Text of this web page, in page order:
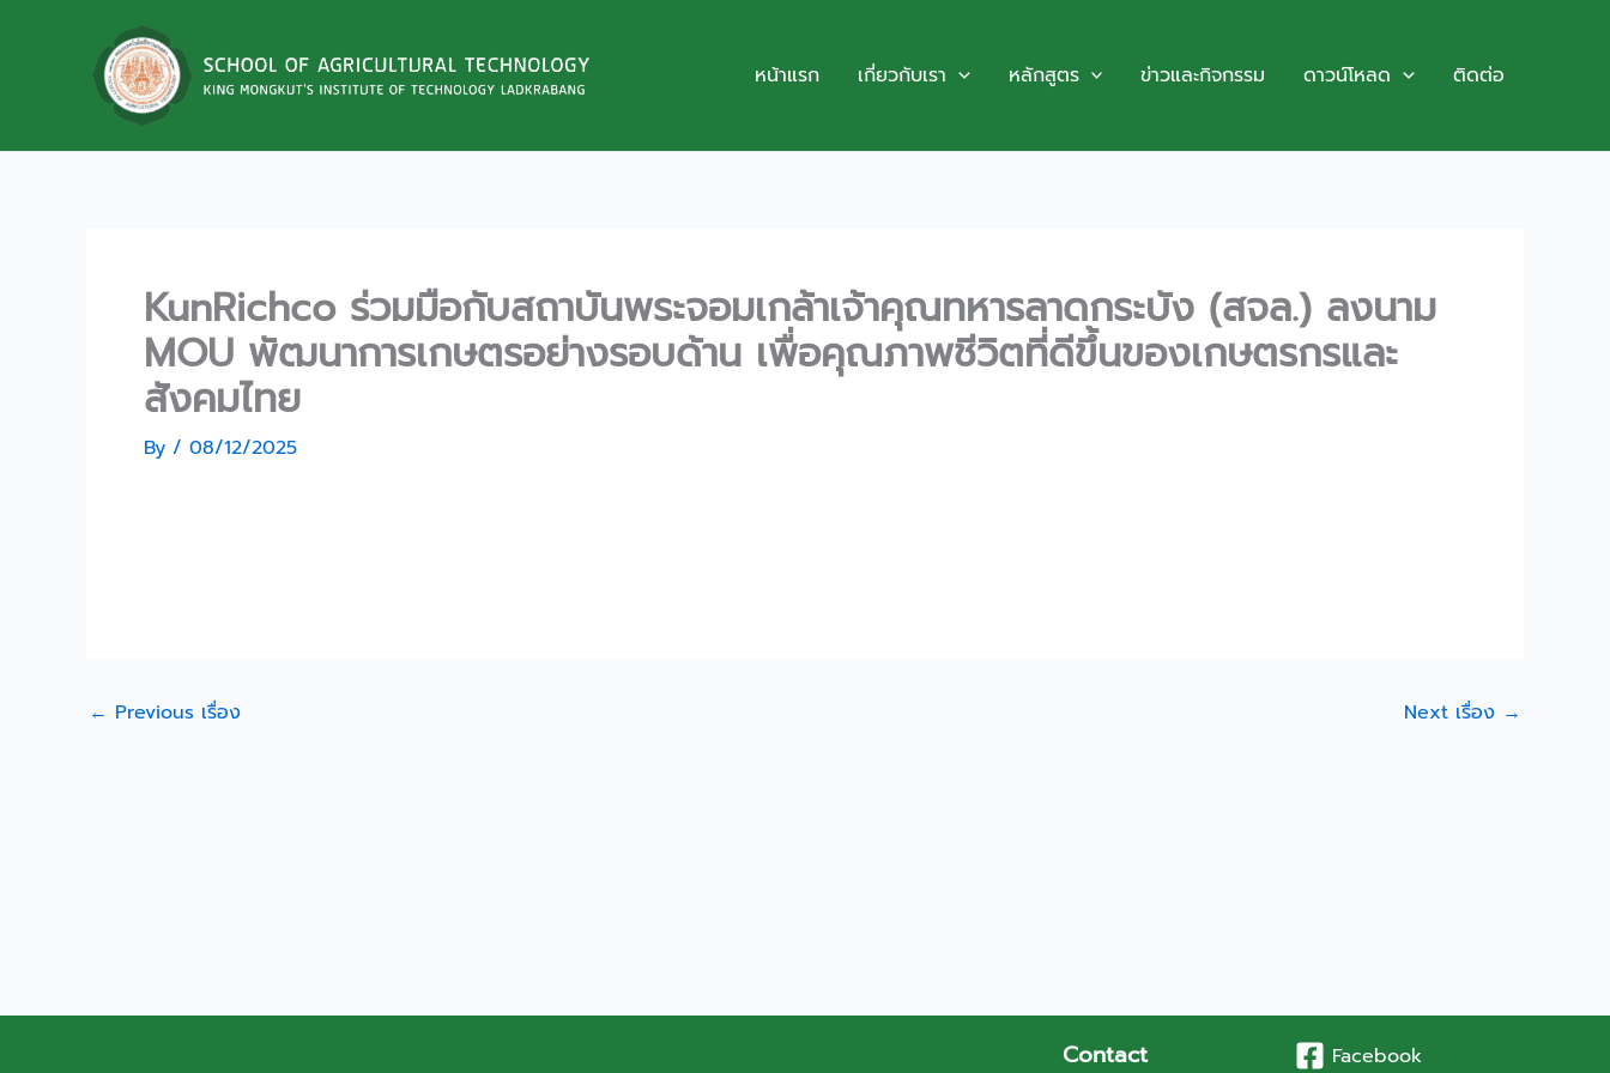
หน้าแรก เกี่ยวกับเรา หลักสูตร ข่าวและกิจกรรม ดาวน์โหลด ติดต่อ
KunRichco ร่วมมือกับสถาบันพระจอมเกล้าเจ้าคุณทหารลาดกระบัง (สจล.) ลงนาม
MOU พัฒนาการเกษตรอย่างรอบด้าน เพื่อคุณภาพชีวิตที่ดีขึ้นของเกษตรกรและ
สังคมไทย
By / 08/12/2025
← Previous เรื่อง Next เรื่อง →
Contact
Facebook